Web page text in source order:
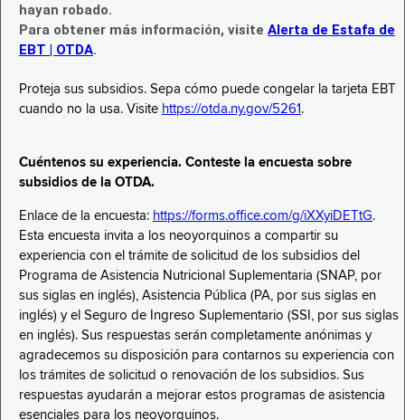
hayan robado.
Para obtener más información, visite Alerta de Estafa de
EBT | OTDA.
Proteja sus subsidios. Sepa cómo puede congelar la tarjeta EBT
cuando no la usa. Visite https://otda.ny.gov/5261 .
Cuéntenos su experiencia. Conteste la encuesta sobre
subsidios de la OTDA.
Enlace de la encuesta: https://forms.office.com/g/iXXyiDETtG.
Esta encuesta invita a los neoyorquinos a compartir su
experiencia con el trámite de solicitud de los subsidios del
Programa de Asistencia Nutricional Suplementaria (SNAP, por
sus siglas en inglés), Asistencia Pública (PA, por sus siglas en
inglés) y el Seguro de Ingreso Suplementario (SSI, por sus siglas
en inglés). Sus respuestas serán completamente anónimas y
agradecemos su disposición para contarnos su experiencia con
los trámites de solicitud o renovación de los subsidios. Sus
respuestas ayudarán a mejorar estos programas de asistencia
esenciales para los neoyorquinos.